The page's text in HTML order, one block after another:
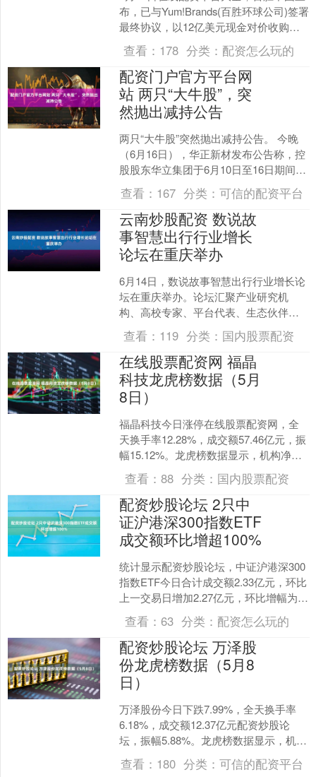
布，已与Yum!Brands(百胜环球公司)签署
最终协议，以12亿美元现金对价收购必
胜客品牌在中国大陆的所有权。交易完
成后....
查看： 178 分类： 配资怎么玩的
配资门户官方平台网
站 两只“大牛股”，突
然抛出减持公告
两只“大牛股”突然抛出减持公告。 今晚
（6月16日），华正新材发布公告称，控
股股东华立集团于6月10日至16日期间减
持56.42万股股份。截至6月16日收盘，
华....
查看： 167 分类： 可信的配资平台
云南炒股配资 数说故
事智慧出行行业增长
论坛在重庆举办
6月14日，数说故事智慧出行行业增长论
坛在重庆举办。论坛汇聚产业研究机
构、高校专家、平台代表、生态伙伴与
汽车行业企业代表，围绕智慧出行产业
趋势、金融赋能、AI驱....
查看： 119 分类： 国内股票配资
在线股票配资网 福晶
科技龙虎榜数据（5月
8日）
福晶科技今日涨停在线股票配资网，全
天换手率12.28%，成交额57.46亿元，振
幅15.12%。龙虎榜数据显示，机构净卖
出1.32亿元，深股通净卖出3.41亿元....
查看：88 分类： 国内股票配资
配资炒股论坛 2只中
证沪港深300指数ETF
成交额环比增超100%
统计显示配资炒股论坛，中证沪港深300
指数ETF今日合计成交额2.33亿元，环比
上一交易日增加2.27亿元，环比增幅为
3508.83%。 具体来看，国寿安保中证....
查看：63 分类： 配资怎么玩的
配资炒股论坛 万泽股
份龙虎榜数据（5月8
日）
万泽股份今日下跌7.99%，全天换手率
6.18%，成交额12.37亿元配资炒股论
坛，振幅5.88%。龙虎榜数据显示，机构
净卖出1.38亿元，深股通净卖出7227....
查看： 180 分类： 可信的配资平台